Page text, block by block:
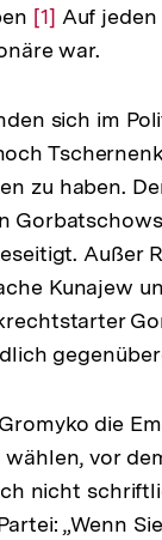
Zur
Auflösung
Fußnote
[1] Auf
war.
sich im
zu haben.
Außer
Kunajew
die
vor
nicht
„Wenn